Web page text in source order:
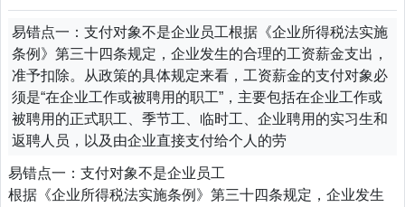
易错点一：支付对象不是企业员工根据《企业所得税法实施
条例》第三十四条规定，企业发生的合理的工资薪金支出，
准予扣除。从政策的具体规定来看，工资薪金的支付对象必
须是“在企业工作或被聘用的职工”，主要包括在企业工作或
被聘用的正式职工、季节工、临时工、企业聘用的实习生和
返聘人员，以及由企业直接支付给个人的劳
易错点一：支付对象不是企业员工
根据《企业所得税法实施条例》第三十四条规定，企业发生